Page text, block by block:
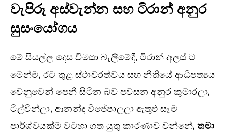
වැපිරූ අස්වැන්න සහ ටිරාන් අනුර
සුසංයෝගය
මේ සියල්ල දෙස විමසා බැලීමේදී, ටිරාන් අලස් ට
මෙන්ම, රට තුළ ස්ථාවරත්වය සහ නීතියේ ආධිපත්‍යය
වෙනුවෙන් පෙනී සිටින බව පවසන අනුර කුමාරලා,
ටිල්වින්ලා, ආනන්ද විජේපාලලා ඇතුළු සෑම
පාර්ශ්වයක්ම වටහා ගත යුතු කාරණාව වන්නේ, තමා